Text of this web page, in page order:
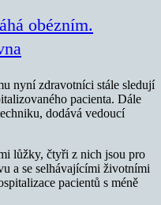
obézním.
nyní zdravotníci stále sledují
pacienta. Dále
dodává vedoucí
lůžky, čtyři z nich jsou pro
a se selhávajícími životními
pacientů s méně